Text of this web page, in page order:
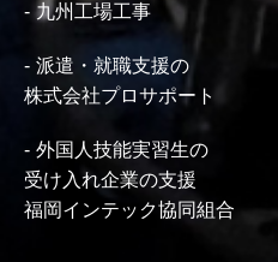
九州工場工事
派遣・就職支援の
株式会社プロサポート
外国人技能実習生の
受け入れ企業の支援
福岡インテック協同組合